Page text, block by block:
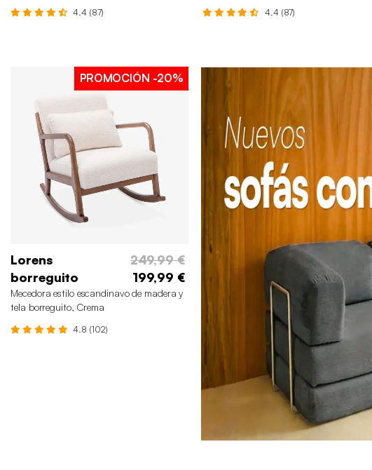
4.4 (87) 4.4 (87)
PROMOCIÓN -20%
Lorens
borreguito
249,99 €
199,99 €
Mecedora estilo escandinavo de madera y
tela borreguito, Crema
4.8 (102)